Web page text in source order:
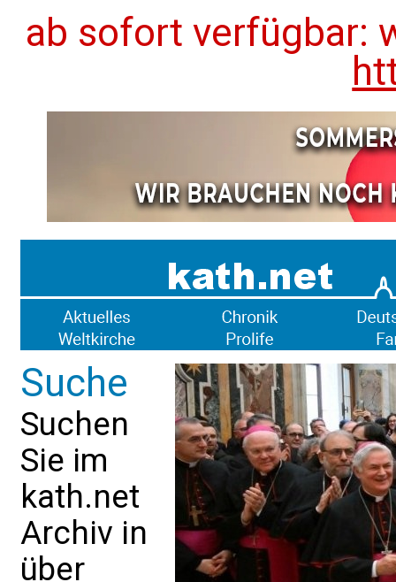
ab sofort verfügbar:
Suche
Suchen
Sie im
kath.net
Archiv in
über